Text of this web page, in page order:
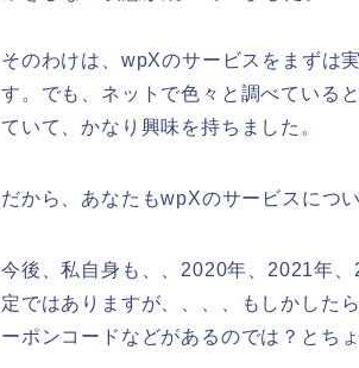
そのわけは、wpXのサービスをまずは
す。でも、ネットで色々と調べている
ていて、かなり興味を持ちました。
だから、あなたもwpXのサービスにつ
今後、私自身も、、2020年、2021年
定ではありますが、、、、もしかした
ーポンコードなどがあるのでは？とち